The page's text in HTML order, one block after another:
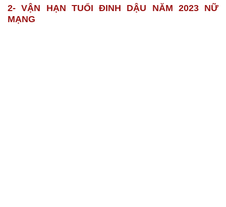
2- VẬN HẠN TUỔI ĐINH DẬU NĂM 2023 NỮ
MẠNG